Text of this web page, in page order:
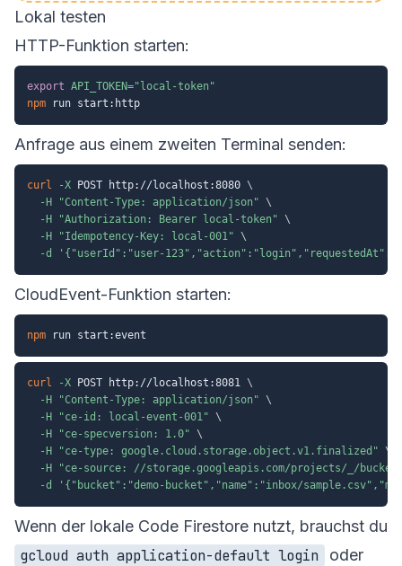
Lokal testen
HTTP-Funktion starten:
export API_TOKEN="local-token"
npm
Anfrage aus einem zweiten Terminal senden:
curl -X POST http://localhost:8080 \
-H
"Content-Type: application/json" \
-H
"Authorization: Bearer local-token" \
-H
"Idempotency-Key: local-001" \
-d
'{"userId":"user-
CloudEvent-Funktion starten:
npm
curl -X POST http://localhost:8081 \
-H
"Content-Type: application/json" \
-H
"ce-id: local-event-001" \
-H
"ce-specversion: 1.0" \
-H
"ce-type: google.cloud.storage.object.v1.finalized" \
-H
"ce-source: //storage.googleapis.com/projects/_/
-d
'{"bucket":"demo-bucket","name":"inbox/
Wenn der lokale Code Firestore nutzt, brauchst du
gcloud auth application-default login
oder